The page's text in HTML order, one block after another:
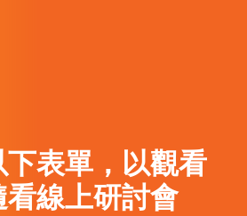
表單，以觀看
線上研討會